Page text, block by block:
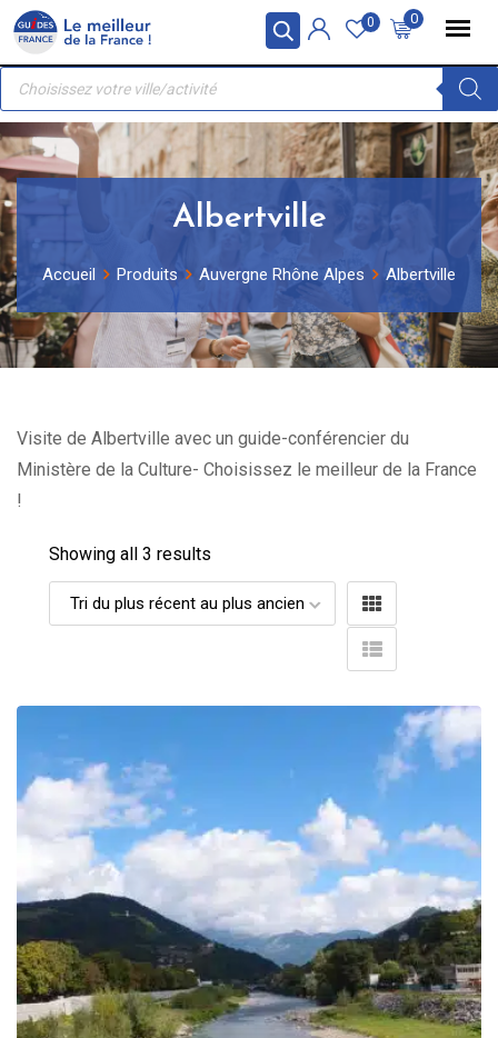
Panneau de gestion des cookies
Skip
content
0
0
Recherche
produits
Albertville
Accueil Produits Auvergne Rhône Alpes Albertville
Visite de Albertville avec un guide-conférencier du
Ministère de la Culture- Choisissez le meilleur de la France
!
Showing all 3 results